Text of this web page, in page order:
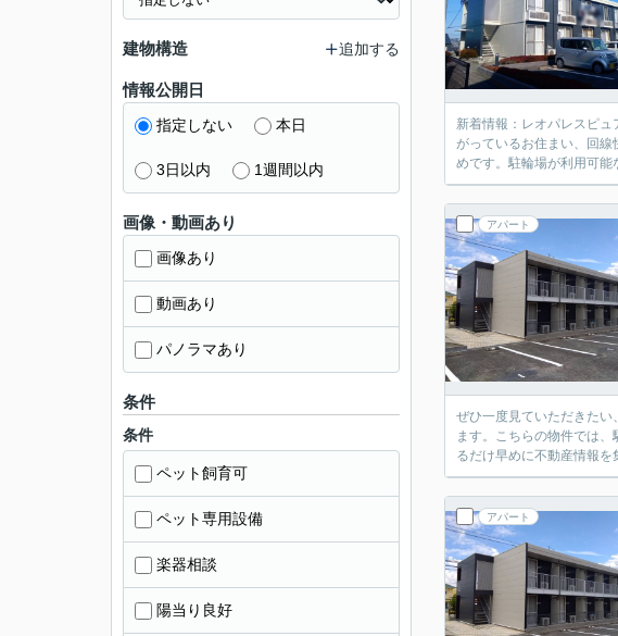
新着情報：レオパレスピ
がっているお住まい、回
めです。駐輪場が利用可
アパート
ぜひ一度見ていただきたい
ます。こちらの物件では
るだけ早めに不動産情報を
アパート
建物構造 追加する
情報公開日
指定しない 本日
3日以内 1週間以内
画像・動画あり
画像あり
動画あり
パノラマあり
条件
条件
ペット飼育可
ペット専用設備
楽器相談
陽当り良好